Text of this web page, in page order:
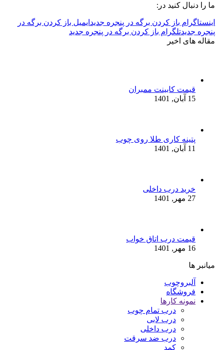
ما را دنبال کنید در:
اینستاگرام باز کردن برگه در پنجره جدید ایمیل باز کردن برگه در
پنجره جدیدتلگرام باز کردن برگه در پنجره جدید
مقاله های اخیر
قیمت کابینت ممبران
15 آبان, 1401
پتینه کاری طلا روی چوب
11 آبان, 1401
خرید درب داخلی
27 مهر, 1401
قیمت درب اتاق خواب
16 مهر, 1401
میانبر ها
آلبروچوب
فروشگاه
نمونه کارها
درب تمام چوب
درب لابی
درب داخلی
درب ضد سرقت
کمد